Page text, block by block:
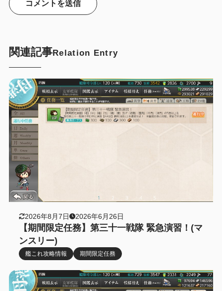
関連記事Relation Entry
2026年8月7日 2026年6月26日
【期間限定任務】第三十一戦隊 緊急演習！(マ
ンスリー)
艦これ攻略情報 期間限定任務